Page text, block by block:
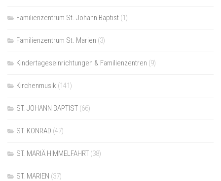
Familienzentrum St. Johann Baptist (1)
Familienzentrum St. Marien (3)
Kindertageseinrichtungen & Familienzentren (9)
Kirchenmusik (141)
ST. JOHANN BAPTIST (66)
ST. KONRAD (47)
ST. MARIÄ HIMMELFAHRT (38)
ST. MARIEN (37)